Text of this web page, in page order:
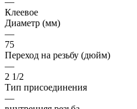
Клеевое
Диаметр (мм)
—
75
Переход на резьбу (дюйм)
—
2 1/2
Тип присоединения
—